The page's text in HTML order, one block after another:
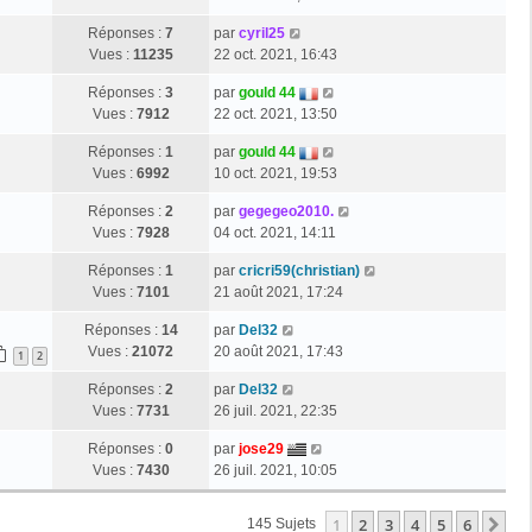
Réponses : 7
Vues : 11235
par cyril25
22 oct. 2021, 16:43
Réponses : 3
Vues : 7912
par gould 44
22 oct. 2021, 13:50
Réponses : 1
Vues : 6992
par gould 44
10 oct. 2021, 19:53
Réponses : 2
Vues : 7928
par gegegeo2010.
04 oct. 2021, 14:11
Réponses : 1
Vues : 7101
par cricri59(christian)
21 août 2021, 17:24
1 2
Réponses : 14
Vues : 21072
par Del32
20 août 2021, 17:43
Réponses : 2
Vues : 7731
par Del32
26 juil. 2021, 22:35
Réponses : 0
Vues : 7430
par jose29
26 juil. 2021, 10:05
145 Sujets 1 2 3 4 5 6